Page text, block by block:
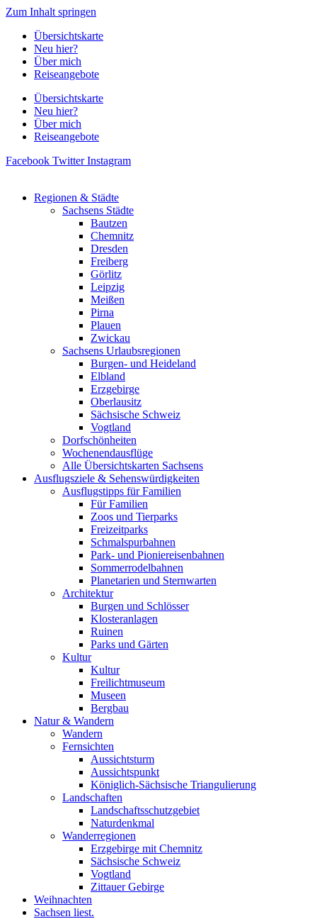
Zum Inhalt springen
Übersichtskarte
Neu hier?
Über mich
Reiseangebote
Übersichtskarte
Neu hier?
Über mich
Reiseangebote
Facebook Twitter Instagram
Regionen & Städte
Sachsens Städte
Bautzen
Chemnitz
Dresden
Freiberg
Görlitz
Leipzig
Meißen
Pirna
Plauen
Zwickau
Sachsens Urlaubsregionen
Burgen- und Heideland
Elbland
Erzgebirge
Oberlausitz
Sächsische Schweiz
Vogtland
Dorfschönheiten
Wochenendausflüge
Alle Übersichtskarten Sachsens
Ausflugsziele & Sehenswürdigkeiten
Ausflugstipps für Familien
Für Familien
Zoos und Tierparks
Freizeitparks
Schmalspurbahnen
Park- und Pioniereisenbahnen
Sommerrodelbahnen
Planetarien und Sternwarten
Architektur
Burgen und Schlösser
Klosteranlagen
Ruinen
Parks und Gärten
Kultur
Kultur
Freilichtmuseum
Museen
Bergbau
Natur & Wandern
Wandern
Fernsichten
Aussichtsturm
Aussichtspunkt
Königlich-Sächsische Triangulierung
Landschaften
Landschaftsschutzgebiet
Naturdenkmal
Wanderregionen
Erzgebirge mit Chemnitz
Sächsische Schweiz
Vogtland
Zittauer Gebirge
Weihnachten
Sachsen liest.